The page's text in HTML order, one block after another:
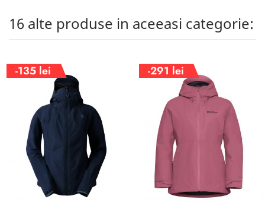
16 alte produse in aceeasi categorie:
-135 lei
Nou -291 lei